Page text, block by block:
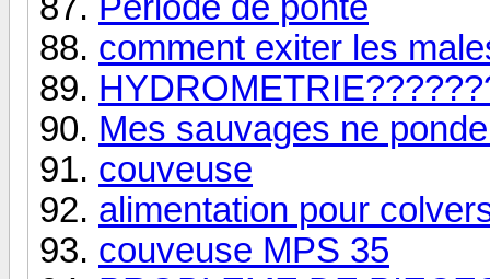
comment exiter les
Mes sauvages ne
couveuse
alimentation pour
couveuse MPS 35